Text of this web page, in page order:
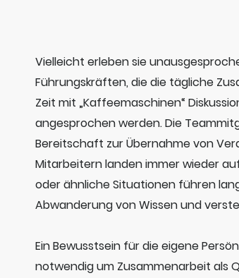
Vielleicht erleben sie
Führungskräften, die die tägliche
Zeit mit „Kaffeemaschinen“
angesprochen werden. Die
Bereitschaft zur Übernahme von
Mitarbeitern landen immer wieder
oder ähnliche Situationen führen
Abwanderung von Wissen und
Ein Bewusstsein für die eigene
notwendig um Zusammenarbeit als